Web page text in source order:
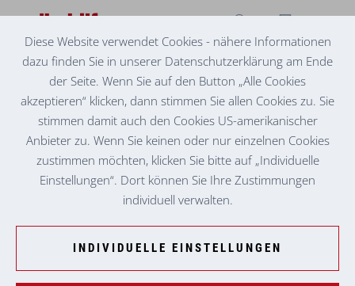
EHRENAMTLICHE BESUCHSDIENSTE
ERFOLGREICHE WEITERBILDUNG IM
EHRENAMT STÄRKT BESUCHSDIENSTE
Im Mai fanden im Rahmen des Weiterbildungsprogramms
für Besuchsdienste zwei erfolgreiche Veranstaltungen in
Wagna und Bairisch Kölldorf statt. Ehrenamtliche wurden in
verschiedenen Bereichen geschult, wobei ein breites
Austausch persönlicher Erfahrungen boten die Workshops
auch Gelegenheit für soziale Interaktion und das Schaffen
Diese Website verwendet Cookies - nähere Informationen
dazu finden Sie in unserer Datenschutzerklärung am Ende
der Seite. Wenn Sie auf den Button „Alle Cookies
akzeptieren“ klicken, dann stimmen Sie allen Cookies zu. Sie
stimmen damit auch den Cookies US-amerikanischer
Anbieter zu. Wenn Sie keinen oder nur einzelnen Cookies
zustimmen möchten, klicken Sie bitte auf „Individuelle
Einstellungen“. Dort können Sie Ihre Zustimmungen
individuell verwalten.
INDIVIDUELLE EINSTELLUNGEN